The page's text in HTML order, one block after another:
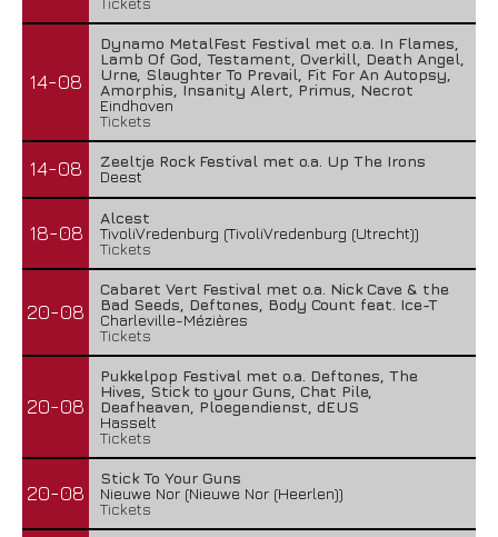
14-08
Dynamo MetalFest Festival met o.a. In Flames,
Lamb Of God, Testament, Overkill, Death Angel,
Urne, Slaughter To Prevail, Fit For An Autopsy,
Amorphis, Insanity Alert, Primus, Necrot
Eindhoven
Tickets
14-08
Zeeltje Rock Festival met o.a. Up The Irons
Deest
18-08
Alcest
TivoliVredenburg (TivoliVredenburg (Utrecht))
Tickets
20-08
Cabaret Vert Festival met o.a. Nick Cave & the
Bad Seeds, Deftones, Body Count feat. Ice-T
Charleville-Mézières
Tickets
20-08
Pukkelpop Festival met o.a. Deftones, The
Hives, Stick to your Guns, Chat Pile,
Deafheaven, Ploegendienst, dEUS
Hasselt
Tickets
20-08
Stick To Your Guns
Nieuwe Nor (Nieuwe Nor (Heerlen))
Tickets